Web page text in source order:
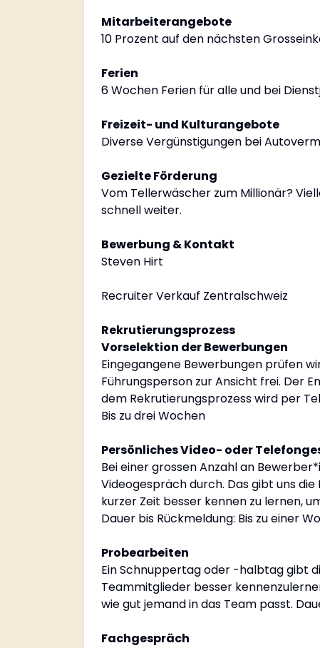
Mitarbeiterangebote
10 Prozent auf den nächsten
Ferien
6 Wochen Ferien für alle und bei
Freizeit- und Kulturangebote
Diverse Vergünstigungen bei
Gezielte Förderung
Vom Tellerwäscher zum Millionär?
schnell weiter.
Bewerbung & Kontakt
Steven Hirt
Recruiter Verkauf Zentralschweiz
Rekrutierungsprozess
Vorselektion der Bewerbungen
Eingegangene Bewerbungen prüfen
Führungsperson zur Ansicht frei. Der
dem Rekrutierungsprozess wird per
Bis zu drei Wochen
Persönliches Video- oder
Bei einer grossen Anzahl an
Videogespräch durch. Das gibt uns
kurzer Zeit besser kennen zu lernen,
Dauer bis Rückmeldung: Bis zu einer
Probearbeiten
Ein Schnuppertag oder -halbtag gibt
Teammitglieder besser
wie gut jemand in das Team passt.
Fachgespräch